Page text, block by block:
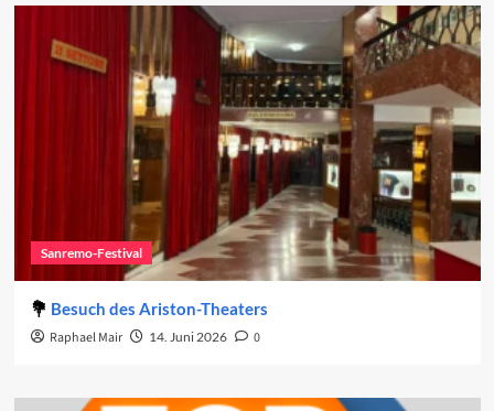
Sanremo-Festival
Besuch des Ariston-Theaters
Raphael Mair 14. Juni 2026 0